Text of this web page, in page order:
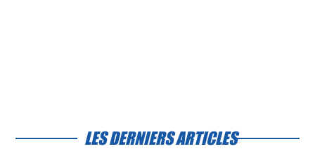
LES DERNIERS ARTICLES